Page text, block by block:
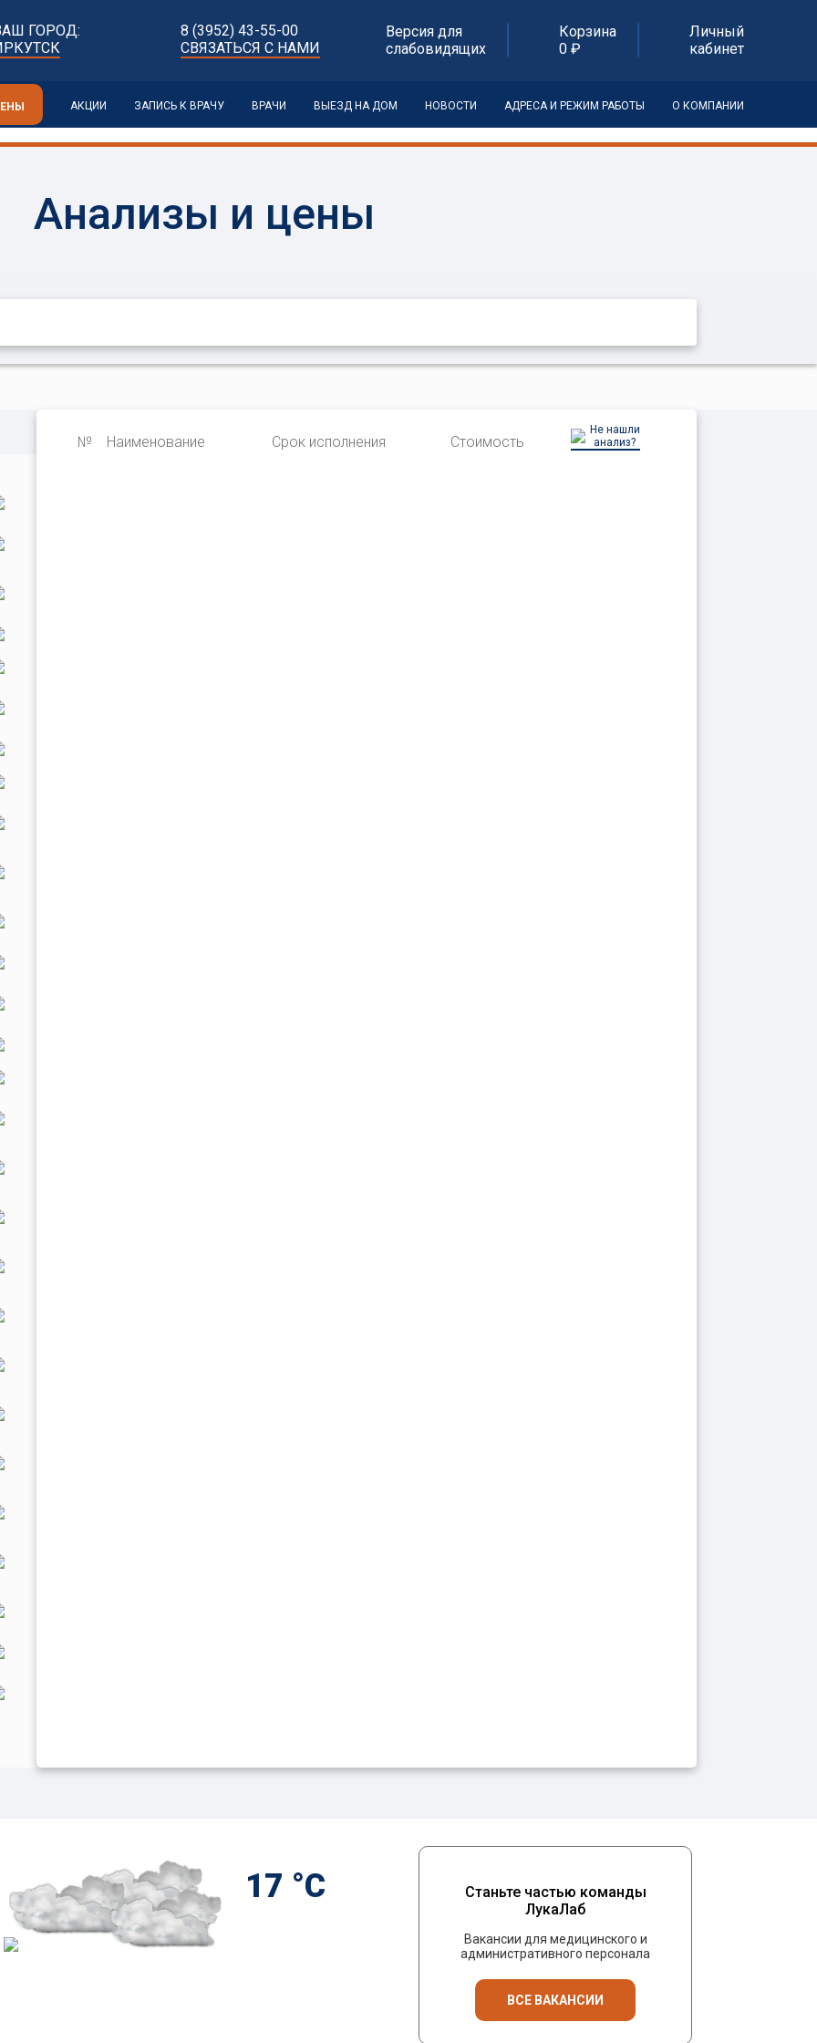
ГОРОД:
8 (3952) 43-55-00
СВЯЗАТЬСЯ С НАМИ
Версия для
слабовидящих
Корзина
0 ₽
Личный
кабинет
АКЦИИ ЗАПИСЬ К ВРАЧУ ВРАЧИ ВЫЕЗД НА ДОМ НОВОСТИ АДРЕСА И РЕЖИМ РАБОТЫ О КОМПАНИИ
Анализы и цены
№ Наименование Срок исполнения Стоимость
Не нашли
анализ?
17 °C
Станьте частью команды
ЛукаЛаб
Вакансии для медицинского и
административного персонала
ВСЕ ВАКАНСИИ